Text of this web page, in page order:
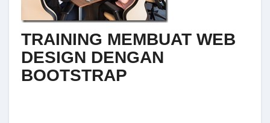
TRAINING MEMBUAT WEB
DESIGN DENGAN
BOOTSTRAP